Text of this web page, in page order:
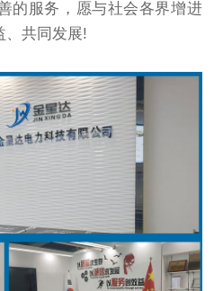
的服务，愿与社会各界增进
、共同发展!